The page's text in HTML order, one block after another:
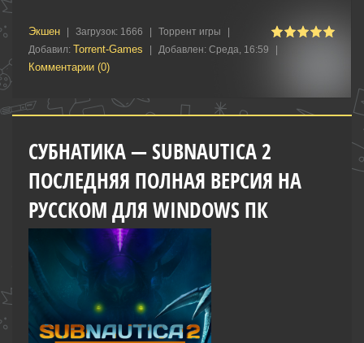
Экшен Загрузок: 1666 Торрент игры
Добавил: Torrent-Games Добавлен: Среда, 16:59
Комментарии (0)
СУБНАТИКА — SUBNAUTICA 2
ПОСЛЕДНЯЯ ПОЛНАЯ ВЕРСИЯ НА
РУССКОМ ДЛЯ WINDOWS ПК